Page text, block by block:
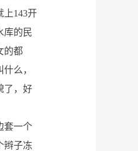
上143开
库的民
的都
么，
了，好
套一个
辫子冻